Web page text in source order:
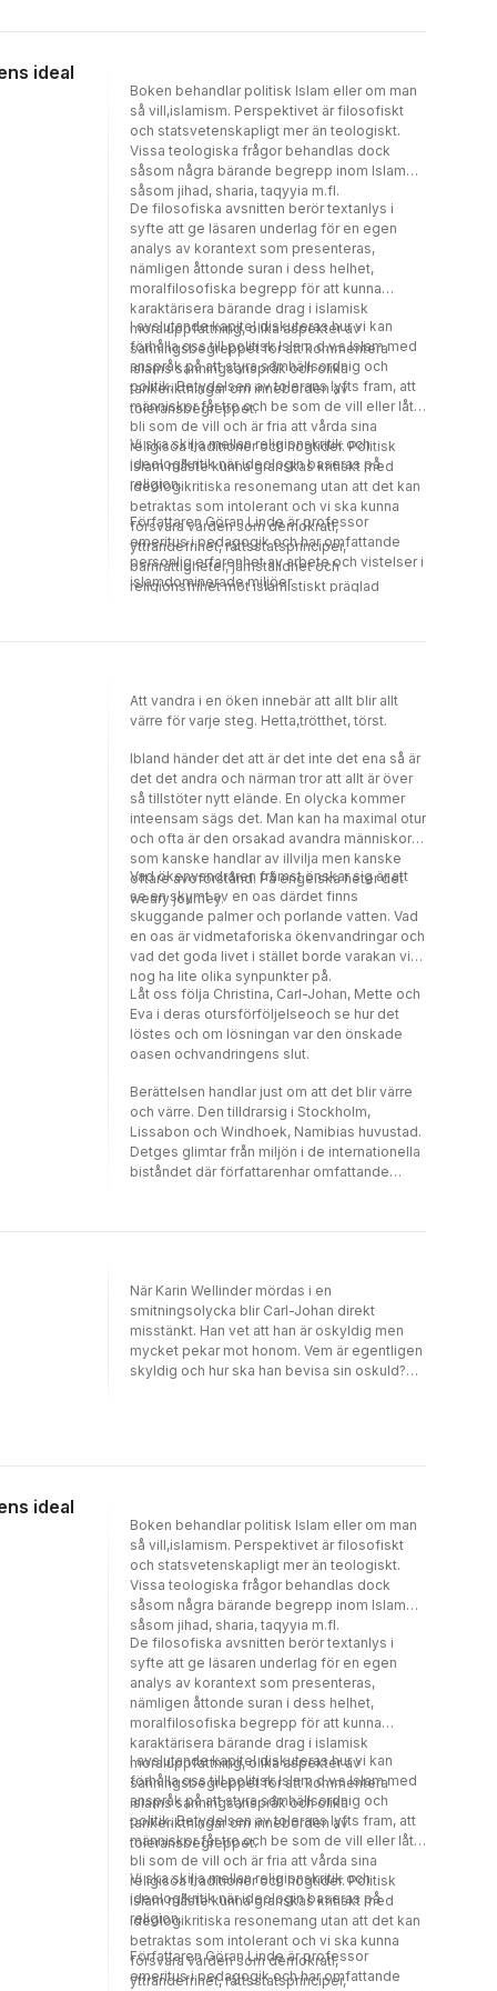
ideal
Boken behandlar politisk Islam eller om man
så vill,islamism. Perspektivet är filosofiskt
och statsvetenskapligt mer än teologiskt.
Vissa teologiska frågor behandlas dock
såsom några bärande begrepp inom Islam
såsom jihad, sharia, taqyyia m.fl.
De filosofiska avsnitten berör textanlys i
syfte att ge läsaren underlag för en egen
analys av korantext som presenteras,
nämligen åttonde suran i dess helhet,
moralfilosofiska begrepp för att kunna
karaktärisera bärande drag i islamisk
moraluppfattning, olika aspekter av
sanningsbegreppet för att kommentera
islams sanningsanspråk och olika
tankeriktningar om innebörden av
toleransbegreppet.
I avslutande kapitel diskuteras hur vi kan
förhålla oss till politisk Islam d.v.s Islam med
anspråk på att styra samhällsordnig och
politik. Betydelsen av tolerans lyfts fram, att
människor får tro och be som de vill eller låta
bli som de vill och är fria att vårda sina
religisöa traditioner och högtider. Politisk
Islam måste kunna granskas kritiskt med
ideologikritiska resonemang utan att det kan
betraktas som intolerant och vi ska kunna
försvara värden som demokrati,
yttrandefrihet, rättsstatsprinciper,
barnrättigheter, jämställdhet och
religionsfrihet mot islamistiskt präglad
relationer mellan könen ska präglas av
Vi ska skilja mellan religionskritik och
ideologikritik när ideologin baseras på
religion.
Författaren Göran Linde är professor
emeritus i pedagogik och har omfattande
personlig erfarenhet av arbete och vistelser i
islamdominerade miljöer.
Att vandra i en öken innebär att allt blir allt
värre för varje steg. Hetta,trötthet, törst.
Ibland händer det att är det inte det ena så är
det det andra och närman tror att allt är över
så tillstöter nytt elände. En olycka kommer
inteensam sägs det. Man kan ha maximal otur
och ofta är den orsakad avandra människor
som kanske handlar av illvilja men kanske
oftare avoförstånd. På engelska heter det
weary journey.
Vad ökenvandraren främst önskar sig är att
se en skymt av en oas därdet finns
skuggande palmer och porlande vatten. Vad
en oas är vidmetaforiska ökenvandringar och
vad det goda livet i stället borde varakan vi
nog ha lite olika synpunkter på.
Låt oss följa Christina, Carl-Johan, Mette och
Eva i deras otursförföljelseoch se hur det
löstes och om lösningan var den önskade
oasen ochvandringens slut.
Berättelsen handlar just om att det blir värre
och värre. Den tilldrarsig i Stockholm,
Lissabon och Windhoek, Namibias huvustad.
Detges glimtar från miljön i de internationella
biståndet där författarenhar omfattande
legal procedural).
När Karin Wellinder mördas i en
smitningsolycka blir Carl-Johan direkt
misstänkt. Han vet att han är oskyldig men
mycket pekar mot honom. Vem är egentligen
skyldig och hur ska han bevisa sin oskuld?
som vanligt. Christina tappar kontrollen och
otursförföljd familj. En riktig nagelbitare om
att återfå stabiliteten när allt verkar vara utom
kontroll. Berättelsen utspelar sig i Stockholm,
Lissabon och Windhoek, Namibias
huvudstad.
ideal
Boken behandlar politisk Islam eller om man
så vill,islamism. Perspektivet är filosofiskt
och statsvetenskapligt mer än teologiskt.
Vissa teologiska frågor behandlas dock
såsom några bärande begrepp inom Islam
såsom jihad, sharia, taqyyia m.fl.
De filosofiska avsnitten berör textanlys i
syfte att ge läsaren underlag för en egen
analys av korantext som presenteras,
nämligen åttonde suran i dess helhet,
moralfilosofiska begrepp för att kunna
karaktärisera bärande drag i islamisk
moraluppfattning, olika aspekter av
sanningsbegreppet för att kommentera
islams sanningsanspråk och olika
tankeriktningar om innebörden av
toleransbegreppet.
I avslutande kapitel diskuteras hur vi kan
förhålla oss till politisk Islam d.v.s Islam med
anspråk på att styra samhällsordnig och
politik. Betydelsen av tolerans lyfts fram, att
människor får tro och be som de vill eller låta
bli som de vill och är fria att vårda sina
religisöa traditioner och högtider. Politisk
Islam måste kunna granskas kritiskt med
ideologikritiska resonemang utan att det kan
betraktas som intolerant och vi ska kunna
försvara värden som demokrati,
yttrandefrihet, rättsstatsprinciper,
Vi ska skilja mellan religionskritik och
ideologikritik när ideologin baseras på
religion.
Författaren Göran Linde är professor
emeritus i pedagogik och har omfattande